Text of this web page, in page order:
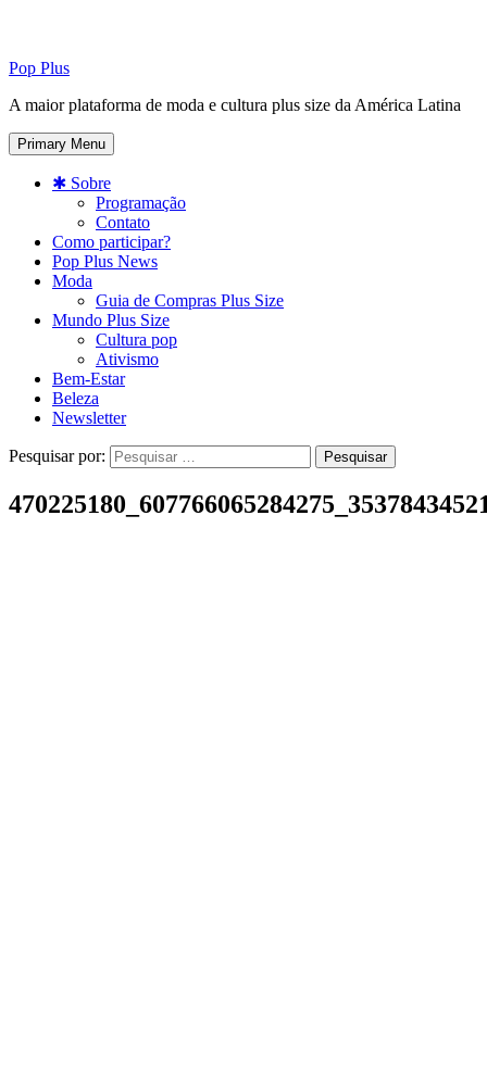
Pop Plus
A maior plataforma de moda e cultura plus size da América Latina
Primary Menu
✱ Sobre
Programação
Contato
Como participar?
Pop Plus News
Moda
Guia de Compras Plus Size
Mundo Plus Size
Cultura pop
Ativismo
Bem-Estar
Beleza
Newsletter
Pesquisar por: